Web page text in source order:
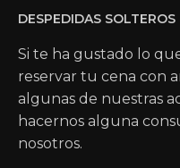
DESPEDIDAS SOLTEROS
Si te ha gustado lo
reservar tu cena con
algunas de nuestras
hacernos alguna
nosotros.